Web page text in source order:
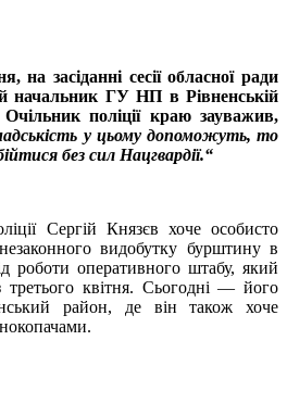
на засіданні сесії обласної ради
начальник ГУ НП в Рівненській
Очільникполіції краю зауважив,
у цьому допоможуть, то
без сил Нацгвардії.“
Сергій Князєв хоче особисто
видобутку бурштину в
роботи оперативного штабу, який
квітня. Сьогодні — його
район, де він також хоче
.